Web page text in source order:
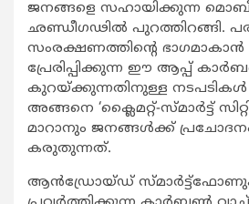
ജനങ്ങളെ സഹായിക്കുന്ന
ഛണ്ഡീഗഢില്‍ പുറത്തിറങ്ങി.
സംരക്ഷണത്തിന്റെ
പ്രേരിപ്പിക്കുന്ന ഈ ആപ്പ്
കുറയ്ക്കുന്നതിനുള്ള നടപടികള്‍
അങ്ങനെ ‘ക്ലൈമറ്റ്-സ്മാര്‍ട്ട്
മാറാനും ജനങ്ങള്‍ക്ക്
കരുതുന്നത്.
ആന്‍ഡ്രോയ്ഡ്